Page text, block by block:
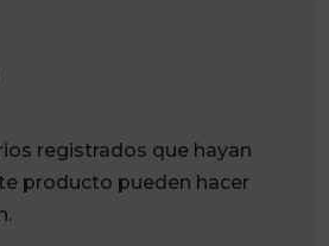
registrados que hayan
producto pueden hacer